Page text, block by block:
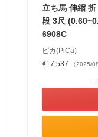
立ち馬 伸縮
段 3尺
6908C
ピカ(PiCa)
¥17,537
（2025/